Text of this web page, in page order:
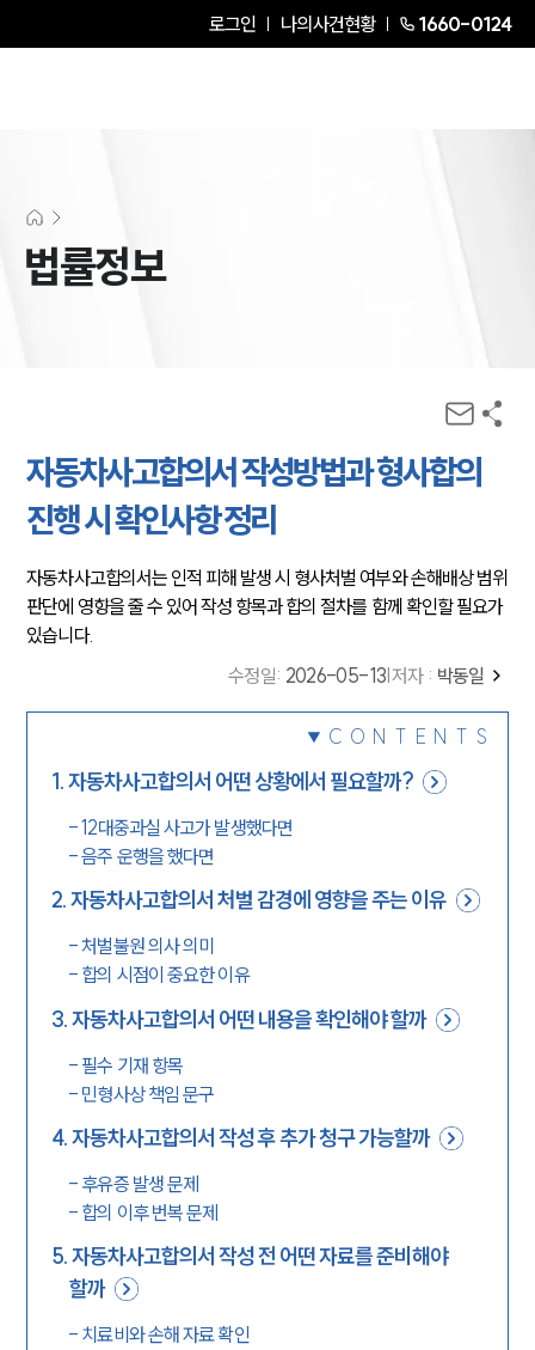
로그인 나의사건현황 1660-0124
법률정보
자동차사고합의서 작성방법과 형사합의
진행 시 확인사항 정리
자동차사고합의서는 인적 피해 발생 시 형사처벌 여부와 손해배상 범위
판단에 영향을 줄 수 있어 작성 항목과 합의 절차를 함께 확인할 필요가
있습니다.
수정일: 2026-05-13 저자 : 박동일
CONTENTS
1.자동차사고합의서 어떤 상황에서 필요할까?
-12대중과실 사고가 발생했다면
-음주 운행을 했다면
2.자동차사고합의서 처벌 감경에 영향을 주는 이유
-처벌불원 의사 의미
- 합의 시점이 중요한 이유
3.자동차사고합의서 어떤 내용을 확인해야 할까
- 필수 기재 항목
- 민형사상 책임 문구
4.자동차사고합의서 작성 후 추가 청구 가능할까
- 후유증 발생 문제
- 합의 이후 번복 문제
5.자동차사고합의서 작성 전 어떤 자료를 준비해야
할까
- 치료비와 손해 자료 확인